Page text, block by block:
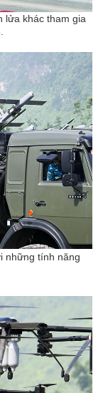
lửa khác tham gia
những tính năng